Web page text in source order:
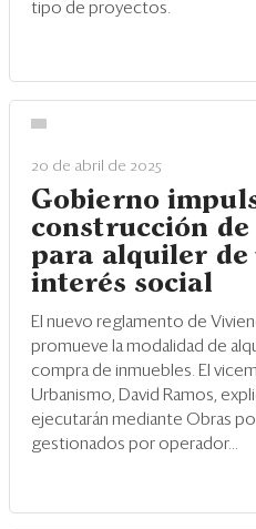
tipo de proyectos.
20 de abril de 2025
Gobierno
construcción
para alquiler de
interés social
El nuevo reglamento de
promueve la modalidad de
compra de inmuebles. El
Urbanismo, David Ramos,
ejecutarán mediante Obras
gestionados por operador...